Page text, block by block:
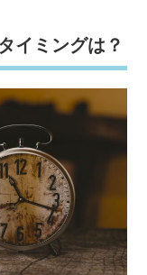
イミングは？